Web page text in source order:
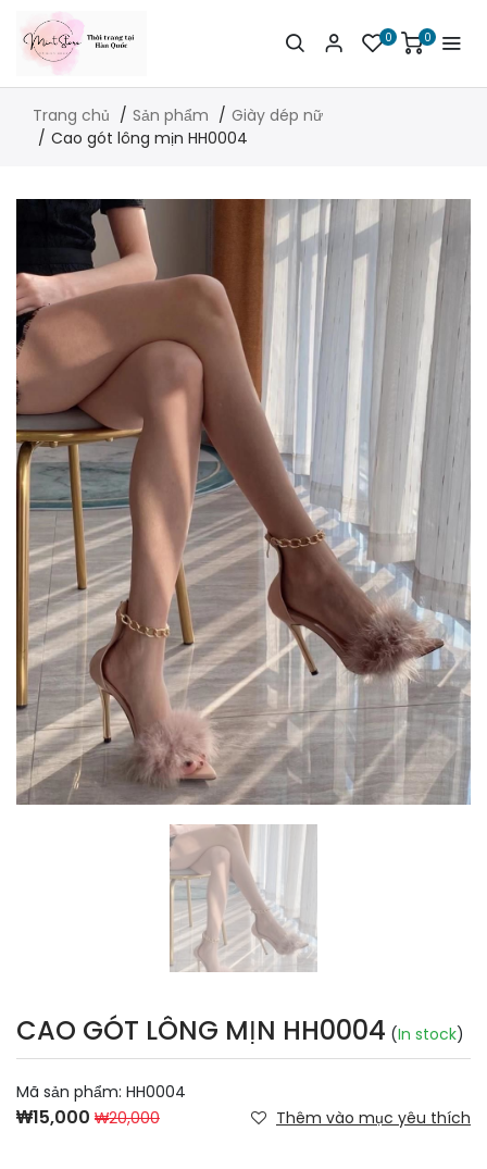
0 0
Trang chủ Sản phẩm
Giày dép nữ
Cao gót lông mịn HH0004
CAO GÓT LÔNG MỊN HH0004 (In stock)
Mã sản phẩm: HH0004
₩15,000 ₩20,000 Thêm vào mục yêu thích